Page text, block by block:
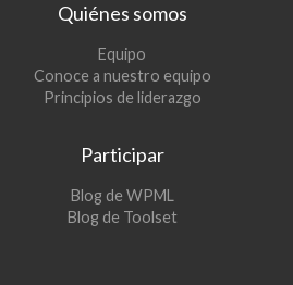
Quiénes somos
Equipo
Conoce a nuestro equipo
Principios de liderazgo
Participar
Blog de WPML
abre
Blog de Toolset(se